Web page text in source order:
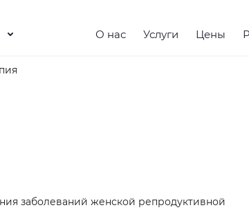
О нас Услуги Цены
заболеваний женской репродуктивной